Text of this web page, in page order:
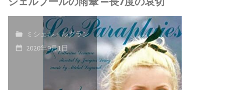
ン、
音
Michel
Legrand
ミ
シ
ミシェル・ルグラン
2020年9月1日